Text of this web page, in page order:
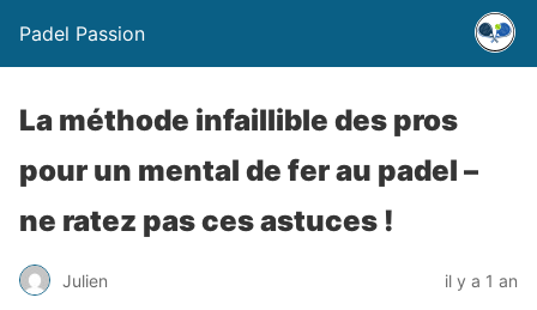
Padel Passion
La méthode infaillible des pros
pour un mental de fer au padel –
ne ratez pas ces astuces !
Julien il y a 1 an